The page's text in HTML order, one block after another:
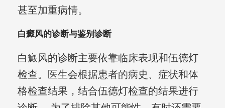
甚至加重病情。
白癜风的诊断与鉴别诊断
白癜风的诊断主要依靠临床表现和伍德灯
检查。医生会根据患者的病史、症状和体
格检查结果，结合伍德灯检查的结果进行